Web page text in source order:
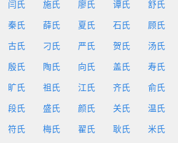
闫氏 施氏 廖氏 谭氏 舒氏
秦氏 薛氏 夏氏 石氏 顾氏
古氏 刁氏 严氏 贺氏 汤氏
殷氏 陶氏 向氏 盖氏 寿氏
旷氏 祖氏 江氏 齐氏 俞氏
段氏 盛氏 颜氏 关氏 温氏
符氏 梅氏 翟氏 耿氏 米氏